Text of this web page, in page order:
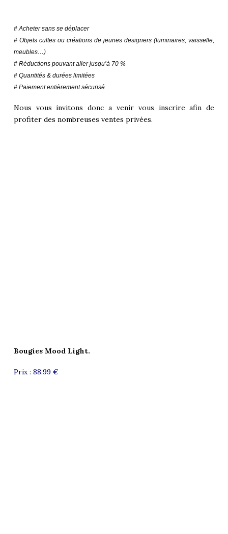
# Acheter sans se déplacer
# Objets cultes ou créations de jeunes designers (luminaires, vaisselle,
meubles…)
# Réductions pouvant aller jusqu’à 70 %
# Quantités & durées limitées
# Paiement entièrement sécurisé
Nous vous invitons donc a venir vous inscrire afin de
profiter des nombreuses ventes privées.
Bougies Mood Light.
Prix : 88.99 €